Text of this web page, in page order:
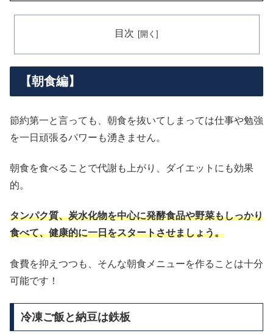
目次
【朝食編】
節約第一と言っても、朝食を抜いてしまっては仕事や勉強
を一日頑張るパワーも湧きません。
朝食を食べることで代謝も上がり、ダイエットにも効果
的。
タンパク質、炭水化物を中心に発酵食品や野菜もしっかり
食べて、健康的に一日をスタートさせましょう。
食費を抑えつつも、そんな朝食メニューを作ることは十分
可能です！
冷凍ご飯と納豆は鉄板